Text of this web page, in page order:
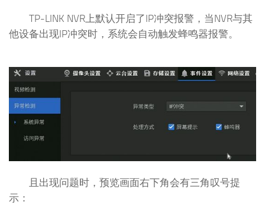
TP-LINK NVR上默认开启了IP冲突报警，当NVR与其
他设备出现IP冲突时，系统会自动触发蜂鸣器报警。
且出现问题时，预览画面右下角会有三角叹号提
示：